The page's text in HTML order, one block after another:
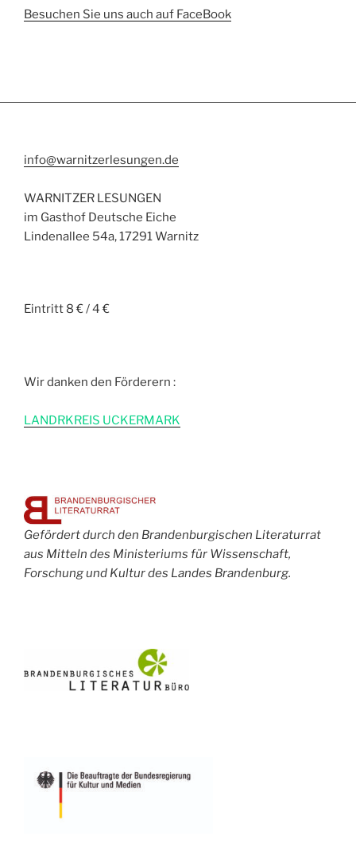
Besuchen Sie uns auch auf FaceBook
info@warnitzerlesungen.de
WARNITZER LESUNGEN
im Gasthof Deutsche Eiche
Lindenallee 54a, 17291 Warnitz
Eintritt 8 € / 4 €
Wir danken den Förderern :
LANDRKREIS UCKERMARK
Gefördert durch den Brandenburgischen Literaturrat
aus Mitteln des Ministeriums für Wissenschaft,
Forschung und Kultur des Landes Brandenburg.